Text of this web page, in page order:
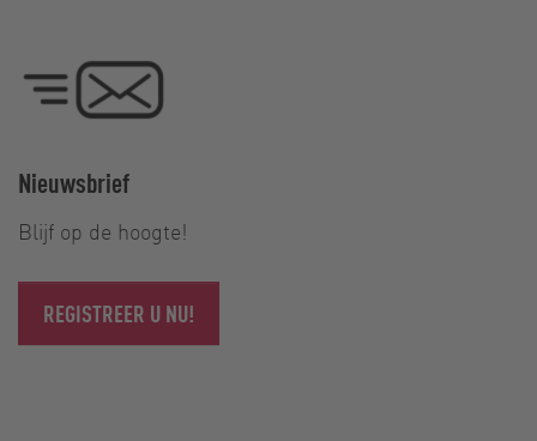
Nieuwsbrief
Blijf op de hoogte!
REGISTREER U NU!